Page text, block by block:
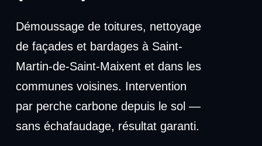
Démoussage de toitures, nettoyage
de façades et bardages à Saint-
Martin-de-Saint-Maixent et dans les
communes voisines. Intervention
par perche carbone depuis le sol —
sans échafaudage, résultat garanti.